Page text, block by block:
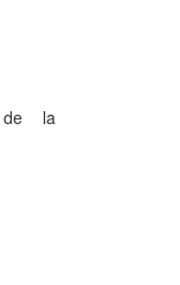
de la